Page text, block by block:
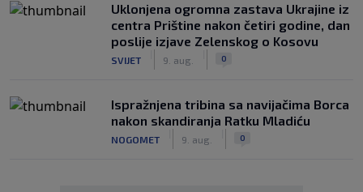
Uklonjena ogromna zastava Ukrajine iz
centra Prištine nakon četiri godine, dan
poslije izjave Zelenskog o Kosovu
SVIJET 9. aug. 0
Ispražnjena tribina sa navijačima Borca
nakon skandiranja Ratku Mladiću
NOGOMET 9. aug. 0